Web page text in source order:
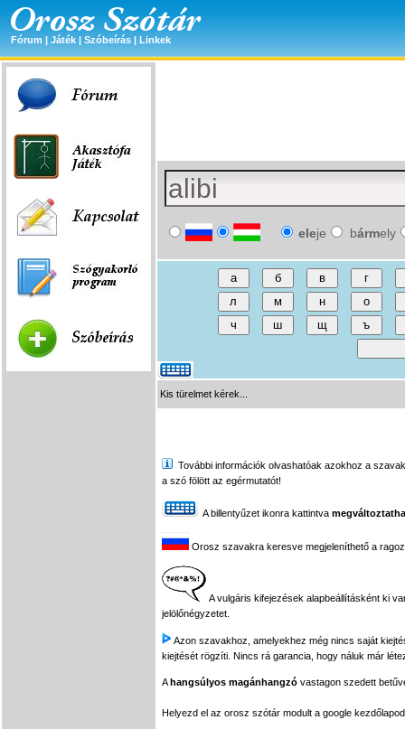
Fórum | Játék | Szóbeírás | Linkek
eleje bármely
Kis türelmet kérek...
További információk olvashatóak azokhoz a
a szó fölött az egérmutatót!
A billentyűzet ikonra kattintva
Orosz szavakra keresve megjeleníthető a
A vulgáris kifejezések alapbeállításként ki
jelölőnégyzetet.
Azon szavakhoz, amelyekhez még nincs saját
kiejtését rögzíti. Nincs rá garancia, hogy náluk már
Ahangsúlyos magánhangzó vastagon szedett
Helyezd el az orosz szótár modult a google